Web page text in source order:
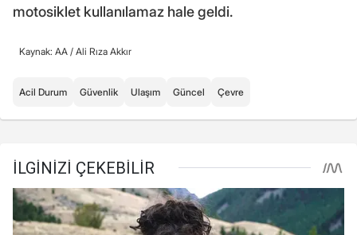
motosiklet kullanılamaz hale geldi.
Kaynak: AA / Ali Rıza Akkır
Acil Durum Güvenlik Ulaşım Güncel Çevre